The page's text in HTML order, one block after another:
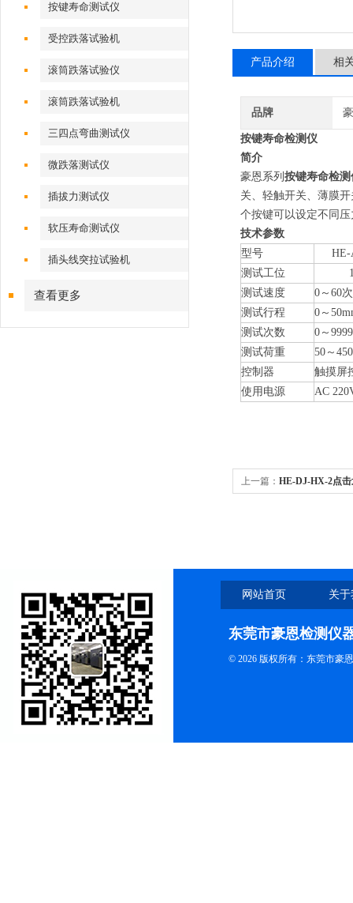
按键寿命测试仪
受控跌落试验机
滚筒跌落试验仪
滚筒跌落试验机
三四点弯曲测试仪
微跌落测试仪
插拔力测试仪
软压寿命测试仪
插头线突拉试验机
查看更多
产品介绍 相
品牌
按键寿命检测仪
简介
豪恩系列 按键寿命检测
关、轻触开关、薄膜
个按键可以设定不同
技术参数
型号
HE-
测试工位
测试速度
0～60
测试行程
0～
测试次数
0～
测试荷重
50～450
控制器
触摸屏
使用电源
AC
上一篇： HE-DJ-HX-2点
网站首页 关
东莞市豪恩检测仪
© 2026 版权所有：东莞市豪